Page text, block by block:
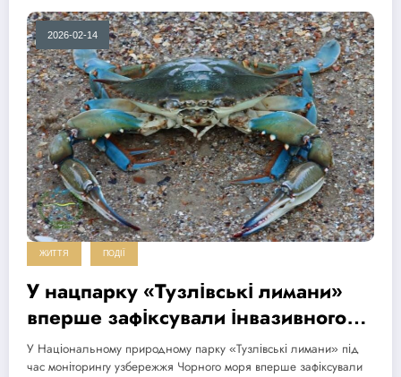
2026-02-14
ЖИТТЯ ПОДІЇ
У нацпарку «Тузлівські лимани»
вперше зафіксували інвазивного
блакитного краба
У Національному природному парку «Тузлівські лимани» під
час моніторингу узбережжя Чорного моря вперше зафіксували